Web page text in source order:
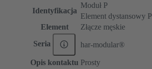
Identyfikacja
Moduł P
Element dystansowy P
Element
Złącze męskie
Seria har-modular®
Opis kontaktu Prosty